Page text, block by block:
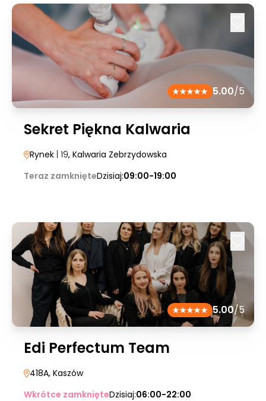
5.00/5
Sekret Piękna Kalwaria
Rynek | 19, Kalwaria Zebrzydowska
Teraz zamknięteDzisiaj:09:00-19:00
5.00/5
Edi Perfectum Team
418A, Kaszów
Wkrótce zamknięteDzisiaj:06:00-22:00